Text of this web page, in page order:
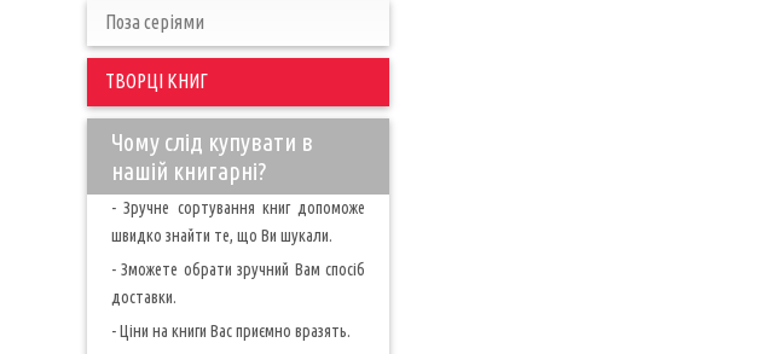
Поза серіями
ТВОРЦІ КНИГ
Чому слід купувати в
нашій книгарні?
- Зручне сортування книг допоможе
швидко знайти те, що Ви шукали.
- Зможете обрати зручний Вам спосіб
доставки.
- Ціни на книги Вас приємно вразять.